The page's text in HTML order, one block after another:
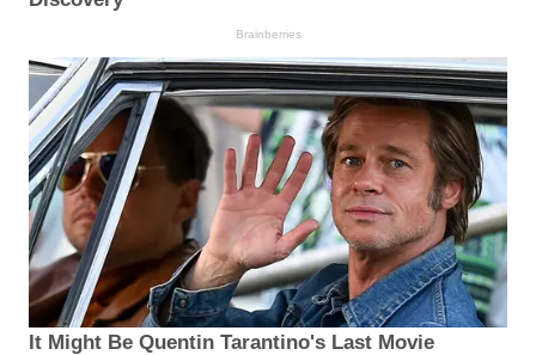
Brainberries
It Might Be Quentin Tarantino's Last Movie